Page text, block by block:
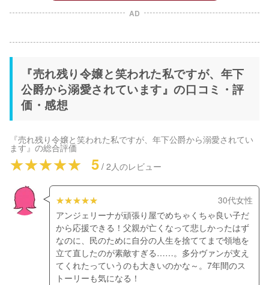
AD
『売れ残り令嬢と笑われた私ですが、年下
公爵から溺愛されています』の口コミ・評
価・感想
『売れ残り令嬢と笑われた私ですが、年下公爵から溺愛されてい
ます』の総合評価
5 / 2 人のレビュー
30代女性
アンジェリーナが頑張り屋でめちゃくちゃ良い子だ
から応援できる！父親が亡くなって悲しかったはず
なのに、民のために自分の人生を捨ててまで領地を
立て直したのが素敵すぎる……。多分ヴァンが支え
てくれたっていうのも大きいのかな～。7年間のス
トーリーも気になる！